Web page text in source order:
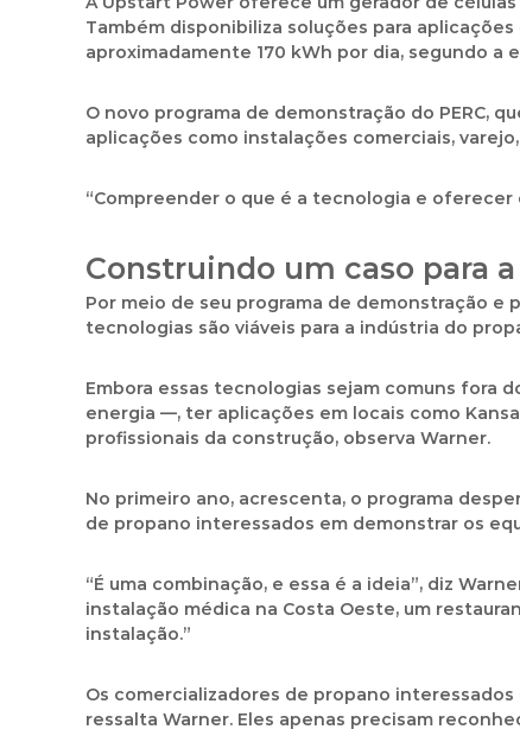
Também disponibiliza soluções para
aproximadamente 170 kWh por dia, segundo a
O novo programa de demonstração do PERC,
aplicações como instalações comerciais,
“Compreender o que é a tecnologia e oferecer
Construindo um caso para
Por meio de seu programa de demonstração e
tecnologias são viáveis para a indústria do
Embora essas tecnologias sejam comuns fora
energia —, ter aplicações em locais como
profissionais da construção, observa Warner.
No primeiro ano, acrescenta, o programa
de propano interessados em demonstrar os
“É uma combinação, e essa é a ideia”, diz
instalação médica na Costa Oeste, um
instalação.”
Os comercializadores de propano
ressalta Warner. Eles apenas precisam